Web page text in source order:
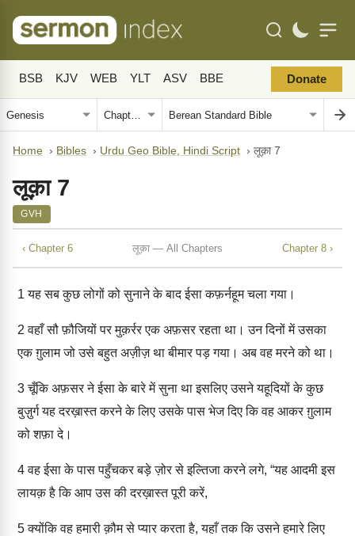
BSB KJV WEB YLT ASV BBE Donate
Home › Bibles › Urdu Geo Bible, Hindi Script › लूक़ा 7
लूक़ा 7
GVH
‹ Chapter 6 लूक़ा — All Chapters Chapter 8 ›
1 यह सब कुछ लोगों को सुनाने के बाद ईसा कफ़र्नहूम चला गया।
2 वहाँ सौ फ़ौजियों पर मुक़र्रर एक अफ़सर रहता था। उन दिनों में उसका
एक ग़ुलाम जो उसे बहुत अज़ीज़ था बीमार पड़ गया। अब वह मरने को था।
3चूँकि अफ़सर ने ईसा के बारे में सुना था इसलिए उसने यहूदियों के कुछ
बुज़ुर्ग यह दरख़ास्त करने के लिए उसके पास भेज दिए कि वह आकर ग़ुलाम
को शफ़ा दे।
4वह ईसा के पास पहुँचकर बड़े ज़ोर से इल्तिजा करने लगे, “यह आदमी इस
लायक़ है कि आप उस की दरख़ास्त पूरी करें,
5क्योंकि वह हमारी क़ौम से प्यार करता है, यहाँ तक कि उसने हमारे लिए